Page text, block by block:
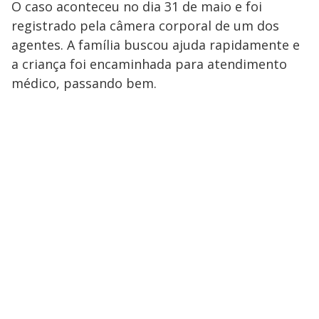
O caso aconteceu no dia 31 de maio e foi
registrado pela câmera corporal de um dos
agentes. A família buscou ajuda rapidamente e
a criança foi encaminhada para atendimento
médico, passando bem.